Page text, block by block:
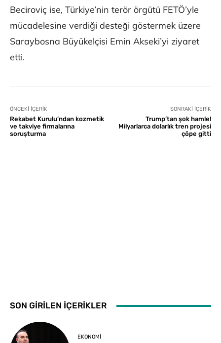
Beciroviç ise, Türkiye’nin terör örgütü FETÖ’yle
mücadelesine verdiği desteği göstermek üzere
Saraybosna Büyükelçisi Emin Akseki’yi ziyaret
etti.
ÖNCEKI İÇERIK
Rekabet Kurulu’ndan kozmetik
ve takviye firmalarına
soruşturma
SONRAKI İÇERIK
Trump’tan şok hamle!
Milyarlarca dolarlık tren projesi
çöpe gitti
SON GİRİLEN İÇERİKLER
EKONOMI